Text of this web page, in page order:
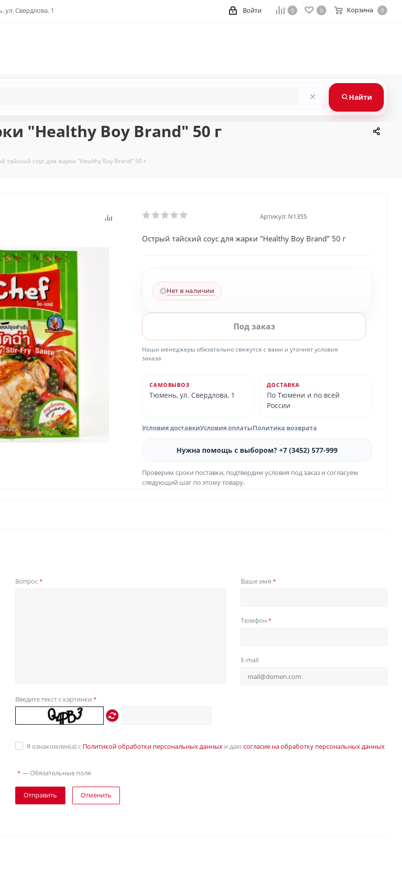
ул. Свердлова, 1 0 0 Корзина 0
Войти
× Найти
"Healthy Boy Brand" 50 г
тайский соус для жарки "Healthy Boy Brand" 50 г
Артикул: N1355
Острый тайский соус для жарки "Healthy Boy Brand" 50 г
Нет в наличии
Под заказ
Наши менеджеры обязательно свяжутся с вами и уточнят условия
заказа
САМОВЫВОЗ
Тюмень, ул. Свердлова, 1
ДОСТАВКА
По Тюмени и по всей
России
Условия доставкиУсловия оплатыПолитика возврата
Нужна помощь с выбором? +7 (3452) 577-999
Проверим сроки поставки, подтвердим условия под заказ и согласуем
следующий шаг по этому товару.
Вопрос* Ваше имя *
Телефон *
E-mail
Введите текст с картинки *
Я ознакомлен(а) с Политикой обработки персональных данныхи даю согласие на обработку персональных данных
* — Обязательные поля
Отправить Отменить